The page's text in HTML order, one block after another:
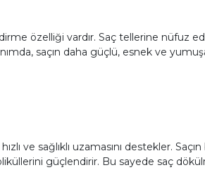
özelliği vardır. Saç tellerine nüfuz
saçın daha güçlü, esnek ve
ve sağlıklı uzamasını destekler.
güçlendirir. Bu sayede saç